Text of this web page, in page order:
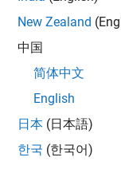
Network
personalisierte
und
New Zealand
中国
简体中文
English
日本 (日本語)
한국 (한국어)